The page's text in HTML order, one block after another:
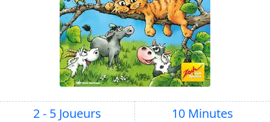
2 - 5 Joueurs 10 Minutes